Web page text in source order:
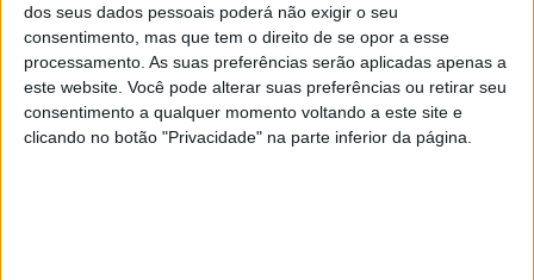
dos seus dados pessoais poderá não exigir o seu
consentimento, mas que tem o direito de se opor a esse
processamento. As suas preferências serão aplicadas apenas a
este website. Você pode alterar suas preferências ou retirar seu
consentimento a qualquer momento voltando a este site e
clicando no botão "Privacidade" na parte inferior da página.
Temos de celebrar todas as formas de arte e
ultrapassar a oposição entre artes maiores e
menores. Se dermos espaço a mais suportes vamos
encontrar obras extraordinárias. E há, de facto,